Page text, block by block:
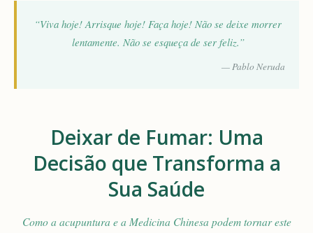
“Viva hoje! Arrisque hoje! Faça hoje! Não se deixe morrer
lentamente. Não se esqueça de ser feliz.”
— Pablo Neruda
Deixar de Fumar: Uma
Decisão que Transforma a
Sua Saúde
Como a acupuntura e a Medicina Chinesa podem tornar este